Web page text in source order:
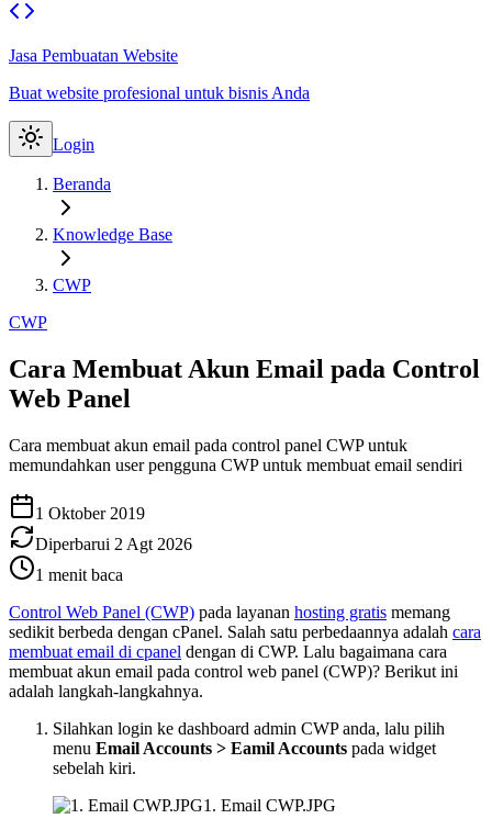
Jasa Pembuatan Website
Buat website profesional untuk bisnis Anda
Login
Beranda
Knowledge Base
CWP
CWP
Cara Membuat Akun Email pada Control
Web Panel
Cara membuat akun email pada control panel CWP untuk
memundahkan user pengguna CWP untuk membuat email sendiri
1 Oktober 2019
Diperbarui 2 Agt 2026
1 menit baca
Control Web Panel (CWP) pada layanan hosting gratis memang
sedikit berbeda dengan cPanel. Salah satu perbedaannya adalah cara
membuat email di cpanel dengan di CWP. Lalu bagaimana cara
membuat akun email pada control web panel (CWP)? Berikut ini
adalah langkah-langkahnya.
Silahkan login ke dashboard admin CWP anda, lalu pilih
menu Email Accounts > Eamil Accounts pada widget
sebelah kiri.
1. Email CWP.JPG